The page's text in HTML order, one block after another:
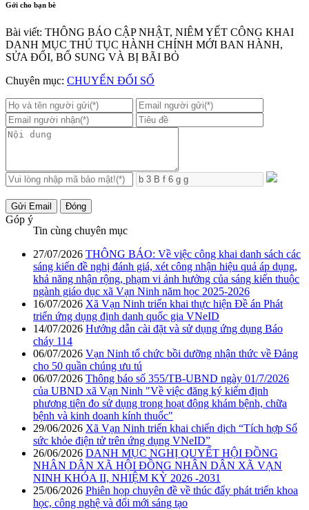
Gởi cho bạn bè
Bài viết: THÔNG BÁO CẬP NHẬT, NIÊM YẾT CÔNG KHAI
DANH MỤC THỦ TỤC HÀNH CHÍNH MỚI BAN HÀNH,
SỬA ĐỔI, BỔ SUNG VÀ BỊ BÃI BỎ
Chuyên mục: CHUYỂN ĐỔI SỐ
Gửi Email Đóng
Góp ý
Tin cùng chuyên mục
27/07/2026 THÔNG BÁO: Về việc công khai danh sách các
sáng kiến đề nghị đánh giá, xét công nhận hiệu quả áp dụng,
khả năng nhận rộng, phạm vi ảnh hưởng của sáng kiến thuộc
ngành giáo dục xã Vạn Ninh năm học 2025-2026
16/07/2026 Xã Vạn Ninh triển khai thực hiện Đề án Phát
triển ứng dụng định danh quốc gia VNeID
14/07/2026 Hướng dẫn cài đặt và sử dụng ứng dụng Báo
cháy 114
06/07/2026 Vạn Ninh tổ chức bồi dưỡng nhận thức về Đảng
cho 50 quần chúng ưu tú
06/07/2026 Thông báo số 355/TB-UBND ngày 01/7/2026
của UBND xã Vạn Ninh "Về việc đăng ký kiểm định
phương tiện đo sử dụng trong hoạt động khám bệnh, chữa
bệnh và kinh doanh kính thuốc"
29/06/2026 Xã Vạn Ninh triển khai chiến dịch “Tích hợp Sổ
sức khỏe điện tử trên ứng dụng VNeID”
26/06/2026 DANH MỤC NGHỊ QUYẾT HỘI ĐỒNG
NHÂN DÂN XÃ HỘI ĐỒNG NHÂN DÂN XÃ VẠN
NINH KHÓA II, NHIỆM KỲ 2026 -2031
25/06/2026 Phiên họp chuyên đề về thúc đẩy phát triển khoa
học, công nghệ và đổi mới sáng tạo